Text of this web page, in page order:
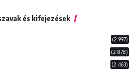
és kifejezések
(2 997)
(2 878)
(2 463)